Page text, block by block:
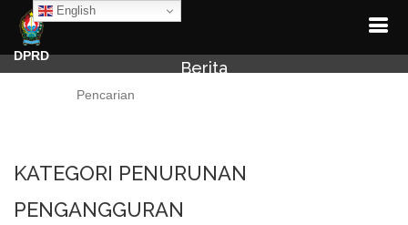
English
DPRD
Berita
KATEGORI PENURUNAN
PENGANGGURAN